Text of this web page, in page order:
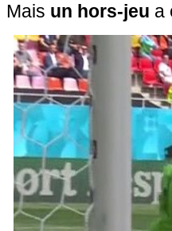
Mais un hors-jeu a